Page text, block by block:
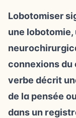
Lobotomiser
une
connexions du
verbe décrit
de la pensée
dans un